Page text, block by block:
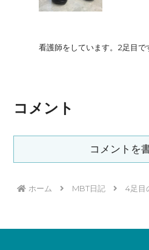
看護師をしています。2足目で
コメント
コメントを
ホーム MBT日記 4足目